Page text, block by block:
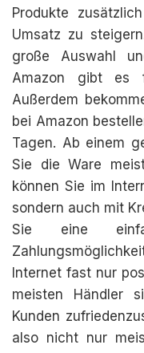
Produkte
Umsatz zu
große Auswahl
Amazon gibt es
Außerdem
bei Amazon
Tagen. Ab einem
Sie die Ware
können Sie im
sondern auch mit
Sie eine
Internet fast nur
meisten Händler
Kunden
also nicht nur